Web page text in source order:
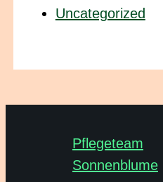
Uncategorized
Pflegeteam
Sonnenblume